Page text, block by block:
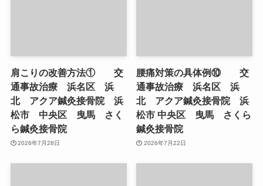
肩こりの改善方法① 交
通事故治療 浜名区 浜
北 アクア鍼灸接骨院 浜
松市 中央区 曳馬 さく
ら鍼灸接骨院
2026年7月28日
腰痛対策の具体例⑩ 交
通事故治療 浜名区 浜
北 アクア鍼灸接骨院 浜
松市 中央区 曳馬 さくら
鍼灸接骨院
2026年7月22日